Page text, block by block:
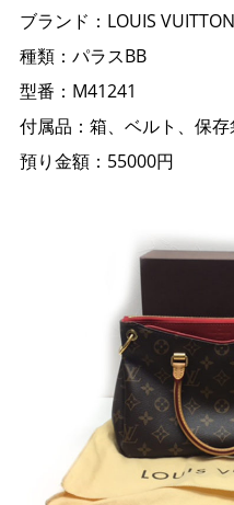
ブランド：LOUIS
種類：パラスBB
型番：M41241
付属品：箱、ベルト、保存
預り金額：55000円